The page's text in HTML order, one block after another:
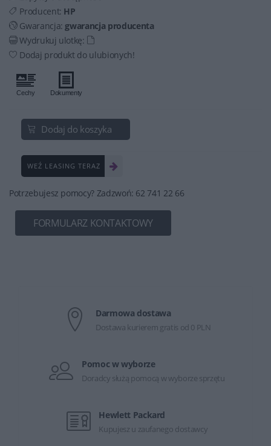
Producent: HP
Gwarancja: gwarancja producenta
Wydrukuj ulotkę:
Dodaj produkt do ulubionych!
Dodaj do koszyka
WEŹ LEASING TERAZ
Potrzebujesz pomocy? Zadzwoń: 62 741 22 66
FORMULARZ KONTAKTOWY
Darmowa dostawa
Dostawa kurierem gratis od 0 PLN
Pomoc w wyborze
Doradcy służą pomocą w wyborze sprzętu
Hewlett Packard
Kupujesz u zaufanego dostawcy